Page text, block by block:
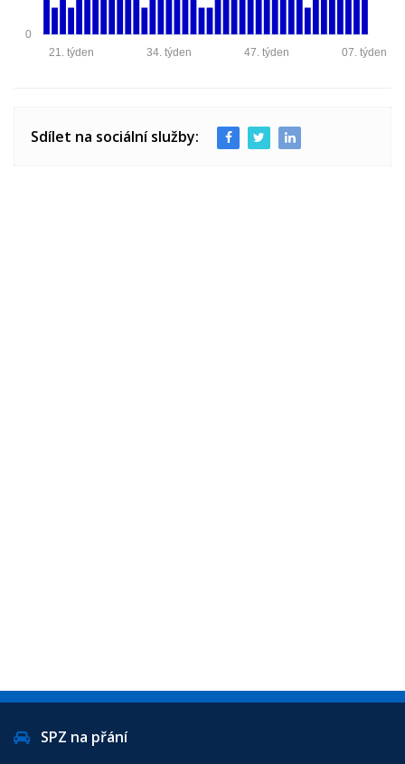
0
07. týden
47. týden
34. týden
21. týden
Sdílet na sociální služby:
SPZ na přání